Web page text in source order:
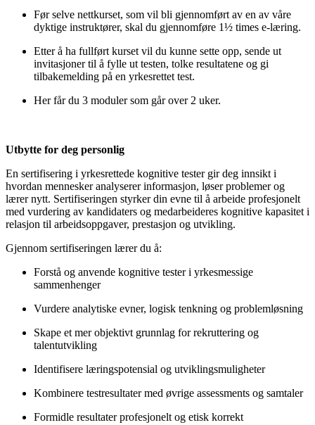
Før selve nettkurset, som vil bli gjennomført av en av våre
dyktige instruktører, skal du gjennomføre 1½ times e-læring.
Etter å ha fullført kurset vil du kunne sette opp, sende ut
invitasjoner til å fylle ut testen, tolke resultatene og gi
tilbakemelding på en yrkesrettet test.
Her får du 3 moduler som går over 2 uker.
Utbytte for deg personlig
En sertifisering i yrkesrettede kognitive tester gir deg innsikt i
hvordan mennesker analyserer informasjon, løser problemer og
lærer nytt. Sertifiseringen styrker din evne til å arbeide profesjonelt
med vurdering av kandidaters og medarbeideres kognitive kapasitet i
relasjon til arbeidsoppgaver, prestasjon og utvikling.
Gjennom sertifiseringen lærer du å:
Forstå og anvende kognitive tester i yrkesmessige
sammenhenger
Vurdere analytiske evner, logisk tenkning og problemløsning
Skape et mer objektivt grunnlag for rekruttering og
talentutvikling
Identifisere læringspotensial og utviklingsmuligheter
Kombinere testresultater med øvrige assessments og samtaler
Formidle resultater profesjonelt og etisk korrekt